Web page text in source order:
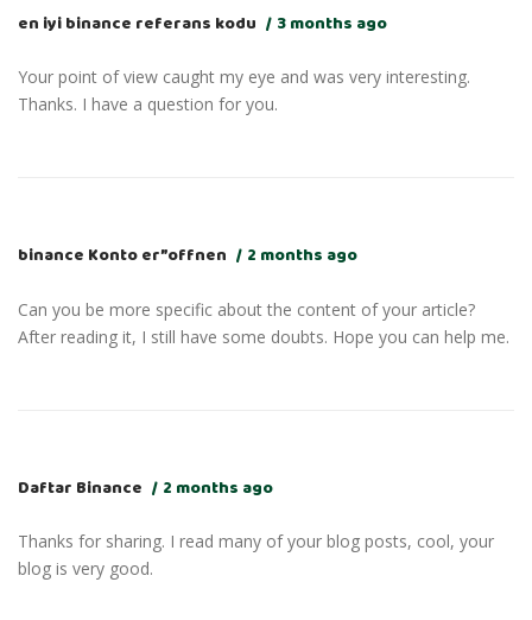
en iyi binance referans kodu 3 months ago
Your point of view caught my eye and was very interesting.
Thanks. I have a question for you.
binance Konto er”offnen 2 months ago
Can you be more specific about the content of your article?
After reading it, I still have some doubts. Hope you can help me.
Daftar Binance 2 months ago
Thanks for sharing. I read many of your blog posts, cool, your
blog is very good.